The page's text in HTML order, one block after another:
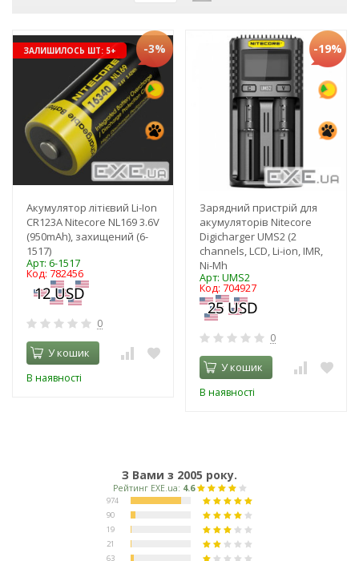
ЗАЛИШИЛОСЬ ШТ: 5+ -3%
Акумулятор літієвий Li-Ion
CR123A Nitecore NL169 3.6V
(950mAh), захищений (6-
1517)
Арт: 6-1517
Код: 782456
0
У кошик
В наявності
-19%
Зарядний пристрій для
акумуляторів Nitecore
Digicharger UMS2 (2
channels, LCD, Li-ion, IMR,
Ni-Mh
Арт: UMS2
Код: 704927
0
У кошик
В наявності
З Вами з 2005 року.